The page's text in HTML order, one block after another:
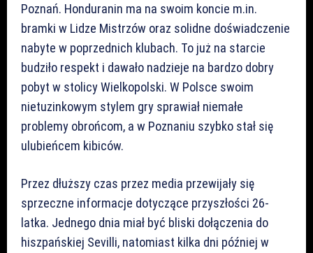
Poznań. Honduranin ma na swoim koncie m.in.
bramki w Lidze Mistrzów oraz solidne doświadczenie
nabyte w poprzednich klubach. To już na starcie
budziło respekt i dawało nadzieje na bardzo dobry
pobyt w stolicy Wielkopolski. W Polsce swoim
nietuzinkowym stylem gry sprawiał niemałe
problemy obrońcom, a w Poznaniu szybko stał się
ulubieńcem kibiców.
Przez dłuższy czas przez media przewijały się
sprzeczne informacje dotyczące przyszłości 26-
latka. Jednego dnia miał być bliski dołączenia do
hiszpańskiej Sevilli, natomiast kilka dni później w